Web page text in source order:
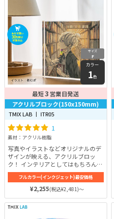
サイズ
F
カラー
1色
最短3 営業日発送
アクリルブロック(150x150mm)
TMIX LAB 丨 ITR05
1
素材：アクリル樹脂
写真やイラストなどオリジナルのデ
ザインが映える、アクリルブロッ
ク！ インテリアとしてはもちろん、
ペーパーウェイトなどとしても使用
でき、同人グッズとしても人気のア
イテムです。
フルカラー(インクジェット)最安価格
¥2,255(税込¥2,481)～